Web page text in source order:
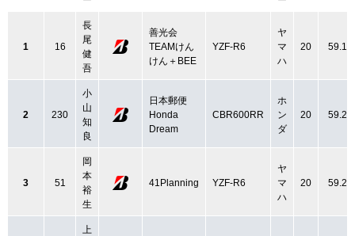
1 16
長
尾
健
吾
善光会
TEAMけん
けん＋BEE
YZF-R6
ヤ
マ
ハ
20
2 230
小
山
知
良
日本郵便
Honda
Dream
CBR600RR
ホ
ン
ダ
20
3 51
岡
本
裕
生
41Planning YZF-R6
ヤ
マ
ハ
20
上